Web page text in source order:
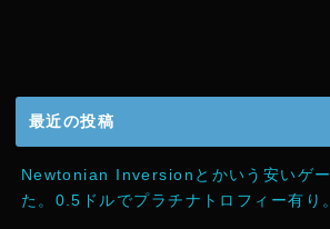
最近の投稿
Newtonian Inversionとかいう安いゲ
た。0.5ドルでプラチナトロフィー有